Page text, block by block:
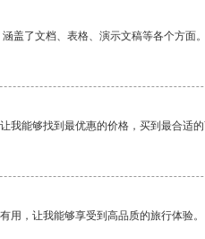
盖了文档、表格、演示文稿等各个方面
我能够找到最优惠的价格，买到最合适
用，让我能够享受到高品质的旅行体验。